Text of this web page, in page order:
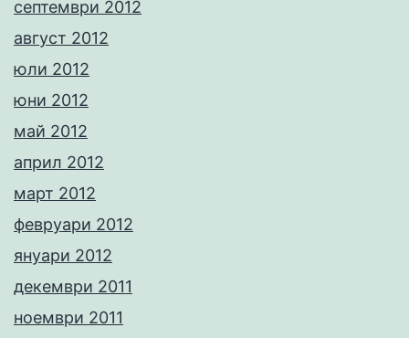
септември 2012
август 2012
юли 2012
юни 2012
май 2012
април 2012
март 2012
февруари 2012
януари 2012
декември 2011
ноември 2011